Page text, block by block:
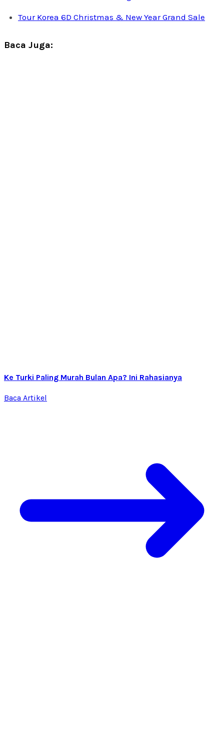
Tour Korea 6D Christmas & New Year Grand Sale
Baca Juga:
Ke Turki Paling Murah Bulan Apa? Ini Rahasianya
Baca Artikel